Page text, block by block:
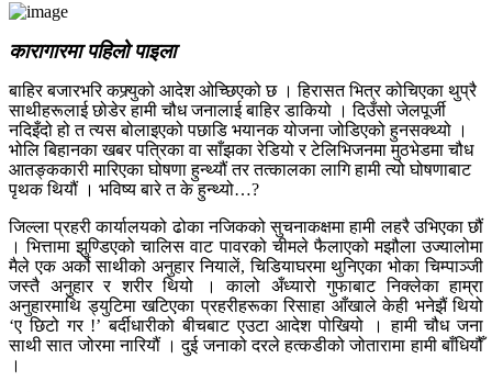
कारागारमा पहिलो पाइला
बाहिर बजारभरि कफ्र्युको आदेश ओच्छिएको छ । हिरासत भित्र कोचिएका थुप्रै
साथीहरूलाई छोडेर हामी चौध जनालाई बाहिर डाकियो । दिउँसो जेलपूर्जी
नदिइँदो हो त त्यस बोलाइएको पछाडि भयानक योजना जोडिएको हुनसक्थ्यो ।
भोलि बिहानका खबर पत्रिका वा साँझका रेडियो र टेलिभिजनमा मुठभेडमा चौध
आतङ्ककारी मारिएका घोषणा हुन्थ्यौं तर तत्कालका लागि हामी त्यो घोषणाबाट
पृथक थियौं । भविष्य बारे त के हुन्थ्यो…?
जिल्ला प्रहरी कार्यालयको ढोका नजिकको सुचनाकक्षमा हामी लहरै उभिएका छौं
। भित्तामा झुण्डिएको चालिस वाट पावरको चीमले फैलाएको मझौला उज्यालोमा
मैले एक अर्को साथीको अनुहार नियालें, चिडियाघरमा थुनिएका भोका चिम्पाञ्जी
जस्तै अनुहार र शरीर थियो । कालो अँध्यारो गुफाबाट निक्लेका हाम्रा
अनुहारमाथि ड्युटिमा खटिएका प्रहरीहरूका रिसाहा आँखाले केही भनेझैं थियो
‘ए छिटो गर !’ बर्दीधारीको बीचबाट एउटा आदेश पोखियो । हामी चौध जना
साथी सात जोरमा नारियौं । दुई जनाको दरले हत्कडीको जोतारामा हामी बाँधियौँ
।